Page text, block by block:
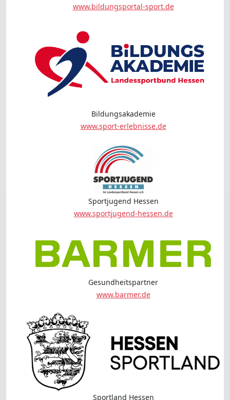
www.bildungsportal-sport.de
Bildungsakademie
www.sport-erlebnisse.de
Sportjugend Hessen
www.sportjugend-hessen.de
Gesundheitspartner
www.barmer.de
Sportland Hessen